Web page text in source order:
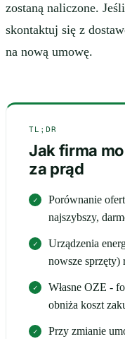
zostaną naliczone.
skontaktuj się z
na nową umowę.
TL;DR
Jak firma
za prąd
Porównanie
najszybszy,
Urządzenia
nowsze sprzęty)
Własne OZE -
obniża koszt
Przy zmianie